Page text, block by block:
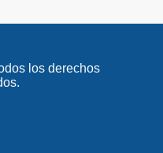
los derechos